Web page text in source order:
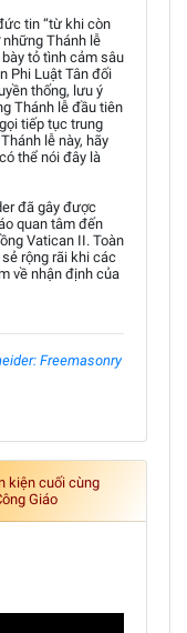
tin “từ khi còn
những Thánh lễ
tỏ tình cảm sâu
Phi Luật Tân đối
thống, lưu ý
Thánh lễ đầu tiên
tiếp tục trung
lễ này, hãy
thể nói đây là
đã gây được
quan tâm đến
Vatican II. Toàn
rộng rãi khi các
về nhận định của
Freemasonry
kiện cuối cùng
Giáo